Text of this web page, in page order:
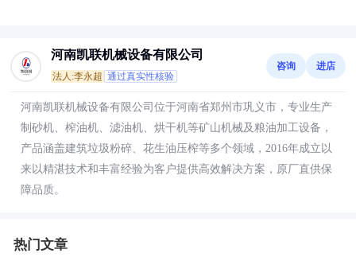
河南凯联机械设备有限公司
法人:李永超 通过真实性核验
咨询 进店
河南凯联机械设备有限公司位于河南省郑州市巩义市，专业生产
制砂机、榨油机、滤油机、烘干机等矿山机械及粮油加工设备，
产品涵盖建筑垃圾粉碎、花生油压榨等多个领域，2016年成立以
来以精湛技术和丰富经验为客户提供高效解决方案，原厂直供保
障品质。
热门文章